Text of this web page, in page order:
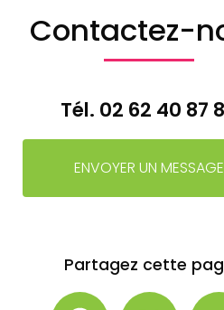
Contactez-
Tél. 02 62 40 87
ENVOYER UN MESSAGE
Partagez cette
Facebook